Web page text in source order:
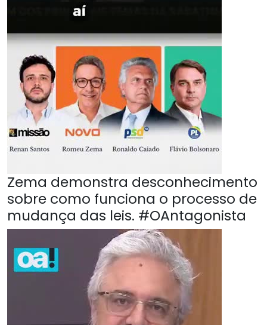
Zema demonstra desconhecimento
sobre como funciona o processo de
mudança das leis. #OAntagonista